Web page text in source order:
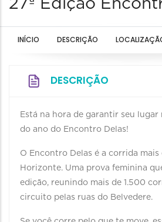
27ª Edição
INÍCIO DESCRIÇÃO
DESCRIÇÃO
Está na hora de garantir seu
do ano do Encontro Delas!
O Encontro Delas é a corrida mais
Horizonte. Uma prova feminina
edição, reunindo mais de 1.500
circuito pelas ruas do Belvedere.